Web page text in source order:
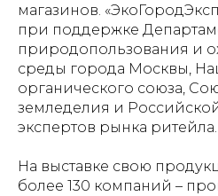
магазинов.
при поддержке
природопользования и
среды города Москвы,
органического союза,
земледелия и
экспертов рынка ритейла.
На выставке свою
более 130 компаний –